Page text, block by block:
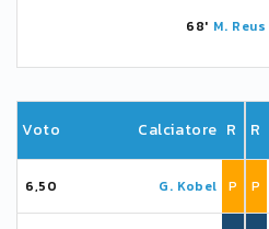
68' M. Reus
Voto Calciatore R
6,50 G. Kobel P
R
P